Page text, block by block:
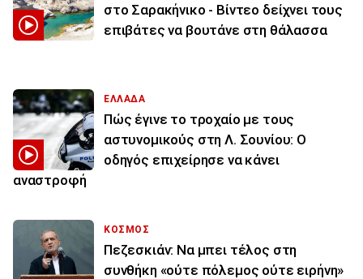
στο Σαρακήνικο - Βίντεο δείχνει τους
επιβάτες να βουτάνε στη θάλασσα
ΕΛΛΑΔΑ
Πώς έγινε το τροχαίο με τους
αστυνομικούς στη Λ. Σουνίου: Ο
οδηγός επιχείρησε να κάνει
αναστροφή
ΚΟΣΜΟΣ
Πεζεσκιάν: Να μπει τέλος στη
συνθήκη «ούτε πόλεμος ούτε ειρήνη»